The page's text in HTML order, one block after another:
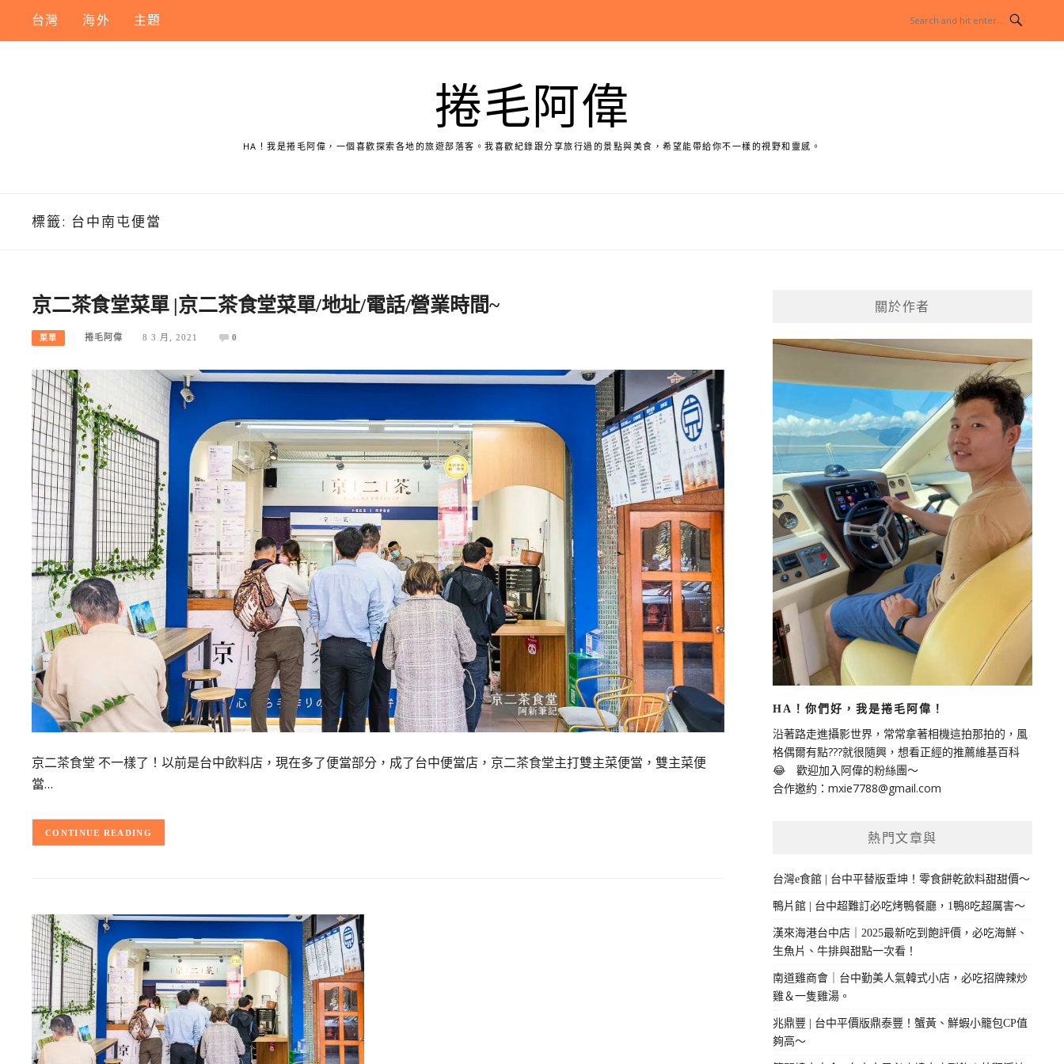
content
台灣 海外 主題
捲毛阿偉
HA！我是捲毛阿偉，一個喜歡探索各地的旅遊部落客。我喜歡紀錄跟分享旅行過的景點與美食，希望能帶給你不一樣的視野和靈感。
標籤: 台中南屯便當
京二茶食堂菜單 |京二茶食堂菜單/地址/電話/營業時間~
菜單 捲毛阿偉 8 3 月, 2021 0
京二茶食堂 不一樣了！以前是台中飲料店，現在多了便當部分，成了台中便當店，京二茶食堂主打雙主菜便當，雙主菜便
當…
CONTINUE READING
關於作者
HA！你們好，我是捲毛阿偉！
沿著路走進攝影世界，常常拿著相機這拍那拍的，風
格偶爾有點???就很隨興，想看正經的推薦維基百科
😂 歡迎加入阿偉的粉絲團～
合作邀約： mxie7788@gmail.com
熱門文章與
台灣e食館 | 台中平替版垂坤！零食餅乾飲料甜甜價～
鴨片館 | 台中超難訂必吃烤鴨餐廳，1鴨8吃超厲害～
漢來海港台中店｜2025最新吃到飽評價，必吃海鮮、
生魚片、牛排與甜點一次看！
南道雞商會｜台中勤美人氣韓式小店，必吃招牌辣炒
雞＆一隻雞湯。
兆鼎豐 | 台中平價版鼎泰豐！蟹黃、鮮蝦小籠包CP值
夠高～